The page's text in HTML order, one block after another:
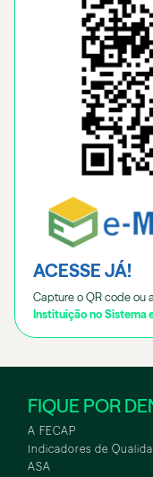
ACESSE JÁ!
Capture o QR code ou
Instituição no Sistema
FIQUE POR
A FECAP
Indicadores de
ASA